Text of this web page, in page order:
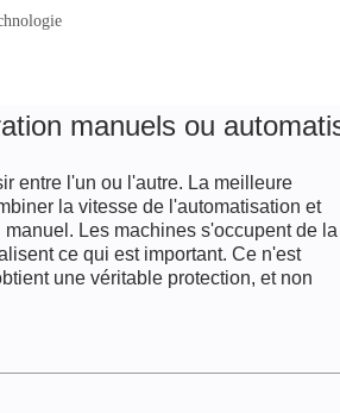
manuels ou
entre l'un ou l'autre. La meilleure
la vitesse de l'automatisation et
manuel. Les machines s'occupent de la
ce qui est important. Ce n'est
une véritable protection, et non